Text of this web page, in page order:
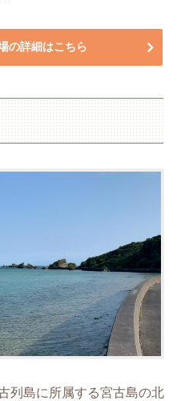
の詳細はこちら
列島に所属する宮古島の北